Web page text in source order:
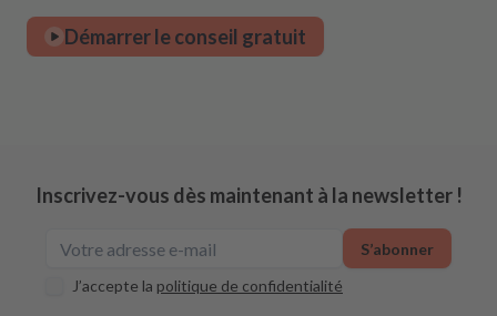
Démarrer le conseil gratuit
Inscrivez-vous dès maintenant à la newsletter !
J’accepte la politique de confidentialité
S’abonner